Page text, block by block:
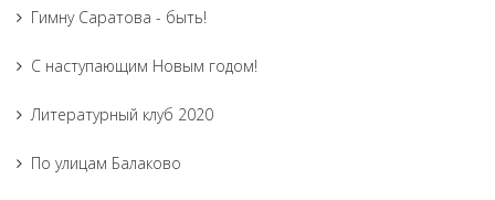
Гимну Саратова - быть!
С наступающим Новым годом!
Литературный клуб 2020
По улицам Балаково